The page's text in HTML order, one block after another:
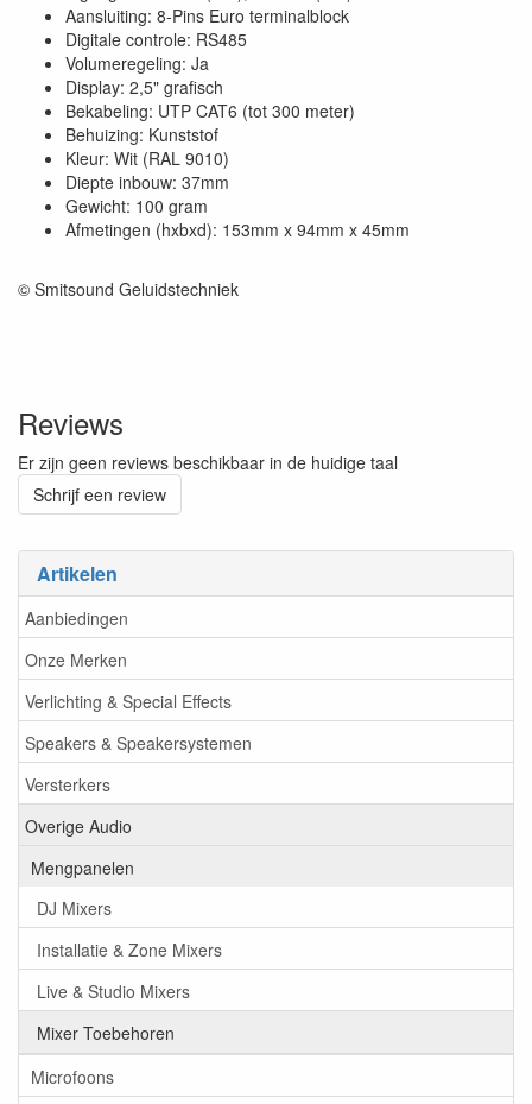
Artikelen
Aanbiedingen
Onze Merken
Verlichting & Special Effects
Speakers & Speakersystemen
Versterkers
Overige Audio
Mengpanelen
DJ Mixers
Installatie & Zone Mixers
Live & Studio Mixers
Mixer Toebehoren
Microfoons
Aansluiting: 8-Pins Euro terminalblock
Digitale controle: RS485
Volumeregeling: Ja
Display: 2,5" grafisch
Bekabeling: UTP CAT6 (tot 300 meter)
Behuizing: Kunststof
Kleur: Wit (RAL 9010)
Diepte inbouw: 37mm
Gewicht: 100 gram
Afmetingen (hxbxd): 153mm x 94mm x 45mm
© Smitsound Geluidstechniek
Reviews
Er zijn geen reviews beschikbaar in de huidige taal
Schrijf een review